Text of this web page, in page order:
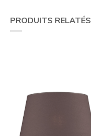
PRODUITS RELATÉS